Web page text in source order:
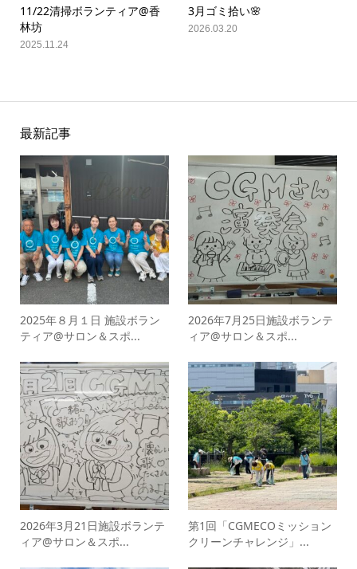
11/22清掃ボランティア@香
林坊
2025.11.24
3月ゴミ拾い🌸
2026.03.20
最新記事
2025年８月１日 施設ボラン
ティア@サロン＆スポ...
2026年7月25日施設ボランテ
ィア@サロン＆スポ...
2026年3月21日施設ボランテ
ィア@サロン＆スポ...
第1回「CGMECOミッション
クリーンチャレンジ」...